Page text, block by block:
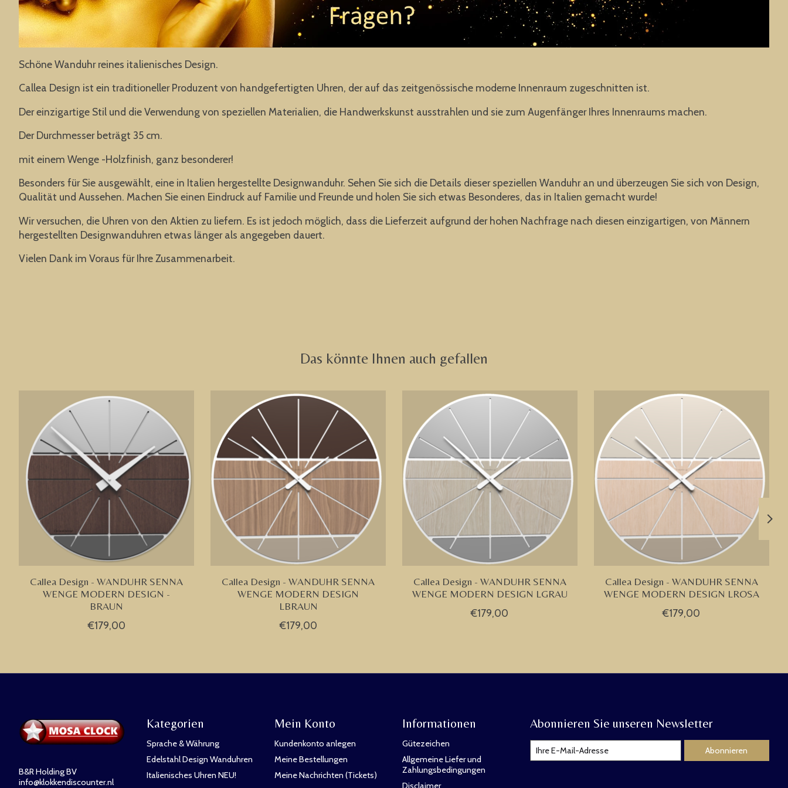
Schöne Wanduhr reines italienisches Design.
Callea Design ist ein traditioneller Produzent von handgefertigten Uhren, der auf das zeitgenössische moderne Innenraum zugeschnitten ist.
Der einzigartige Stil und die Verwendung von speziellen Materialien, die Handwerkskunst ausstrahlen und sie zum Augenfänger Ihres Innenraums machen.
Der Durchmesser beträgt 35 cm.
mit einem Wenge -Holzfinish, ganz besonderer!
Besonders für Sie ausgewählt, eine in Italien hergestellte Designwanduhr. Sehen Sie sich die Details dieser speziellen Wanduhr an und überzeugen Sie sich von Design,
Qualität und Aussehen. Machen Sie einen Eindruck auf Familie und Freunde und holen Sie sich etwas Besonderes, das in Italien gemacht wurde!
Wir versuchen, die Uhren von den Aktien zu liefern. Es ist jedoch möglich, dass die Lieferzeit aufgrund der hohen Nachfrage nach diesen einzigartigen, von Männern
hergestellten Designwanduhren etwas länger als angegeben dauert.
Vielen Dank im Voraus für Ihre Zusammenarbeit.
Das könnte Ihnen auch gefallen
Produkt-Karussell-Artikel
Callea Design - WANDUHR SENNA
WENGE MODERN DESIGN -
BRAUN
€179,00
Callea Design - WANDUHR SENNA
WENGE MODERN DESIGN
LBRAUN
€179,00
Callea Design - WANDUHR SENNA
WENGE MODERN DESIGN LGRAU
€179,00
Callea Design - WANDUHR SENNA
WENGE MODERN DESIGN LROSA
€179,00
B&R Holding BV
info@klokkendiscounter.nl
Kategorien
Sprache & Währung
Edelstahl Design Wanduhren
Italienisches Uhren NEU!
Mein Konto
Kundenkonto anlegen
Meine Bestellungen
Meine Nachrichten (Tickets)
Informationen
Gütezeichen
Allgemeine Liefer und
Zahlungsbedingungen
Disclaimer
Abonnieren Sie unseren Newsletter
Abonnieren